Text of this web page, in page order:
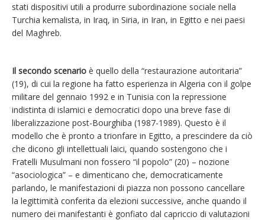
stati dispositivi utili a produrre subordinazione sociale nella
Turchia kemalista, in Iraq, in Siria, in Iran, in Egitto e nei paesi
del Maghreb.
Il secondo scenario è quello della “restaurazione autoritaria”
(19), di cui la regione ha fatto esperienza in Algeria con il golpe
militare del gennaio 1992 e in Tunisia con la repressione
indistinta di islamici e democratici dopo una breve fase di
liberalizzazione post-Bourghiba (1987-1989). Questo è il
modello che è pronto a trionfare in Egitto, a prescindere da ciò
che dicono gli intellettuali laici, quando sostengono che i
Fratelli Musulmani non fossero “il popolo” (20) – nozione
“asociologica” – e dimenticano che, democraticamente
parlando, le manifestazioni di piazza non possono cancellare
la legittimità conferita da elezioni successive, anche quando il
numero dei manifestanti è gonfiato dal capriccio di valutazioni